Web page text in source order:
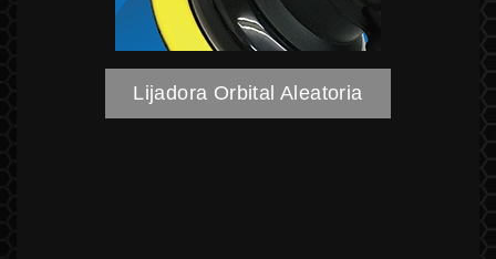
Lijadora Orbital Aleatoria